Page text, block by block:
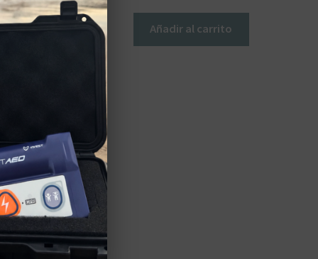
Añadir al carrito